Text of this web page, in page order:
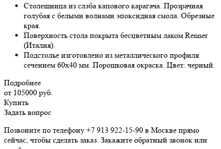
Столешница из слэба капового карагача. Прозрачная
голубая с белыми волнами эпоксидная смола. Обрезные
края.
Поверхность стола покрыта бесцветным лаком Renner
(Италия).
Подстолье изготовлено из металлического профиля
сечением 60х40 мм. Порошковая окраска. Цвет: черный.
Подробнее
от 105000 руб.
Купить
Задать вопрос
Позвоните по телефону +7 913 922-15-90 в Москве прямо
сейчас, чтобы сделать заказ. Закажите обратный звонок или